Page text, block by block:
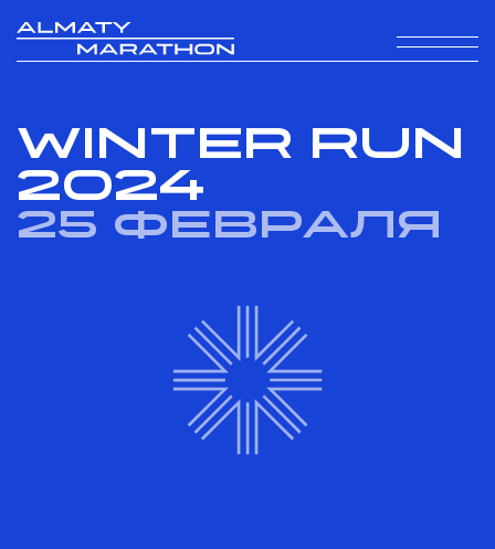
WINTER RUN
2024
25 февраля